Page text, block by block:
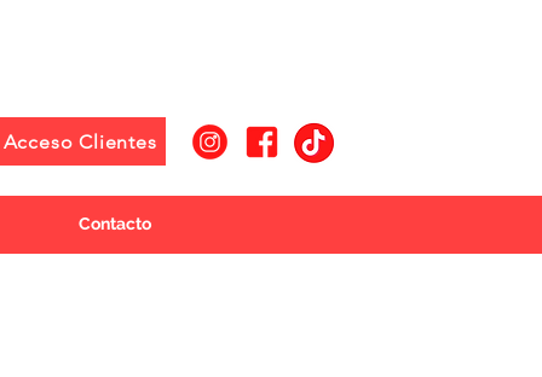
Acceso Clientes
Contacto